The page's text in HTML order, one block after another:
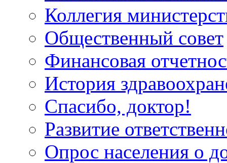
Коллегия
Общественный совет
Финансовая
История
Спасибо, доктор!
Развитие
Опрос населения о